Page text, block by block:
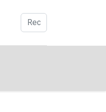
Valider